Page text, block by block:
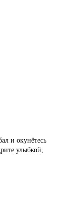
и окунётесь
улыбкой,